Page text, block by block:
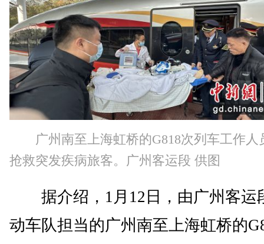
广州南至上海虹桥的G818次列车工作人
抢救突发疾病旅客。广州客运段 供图
据介绍，1月12日，由广州客运
动车队担当的广州南至上海虹桥的